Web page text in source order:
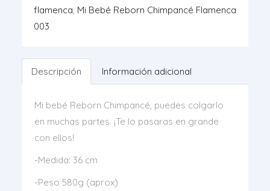
flamenca, Mi Bebé Reborn Chimpancé Flamenca
003
Descripción Información adicional
Mi bebé Reborn Chimpancé, puedes colgarlo
en muchas partes. ¡Te lo pasaras en grande
con ellos!
-Medida: 36 cm
-Peso 580g (aprox)